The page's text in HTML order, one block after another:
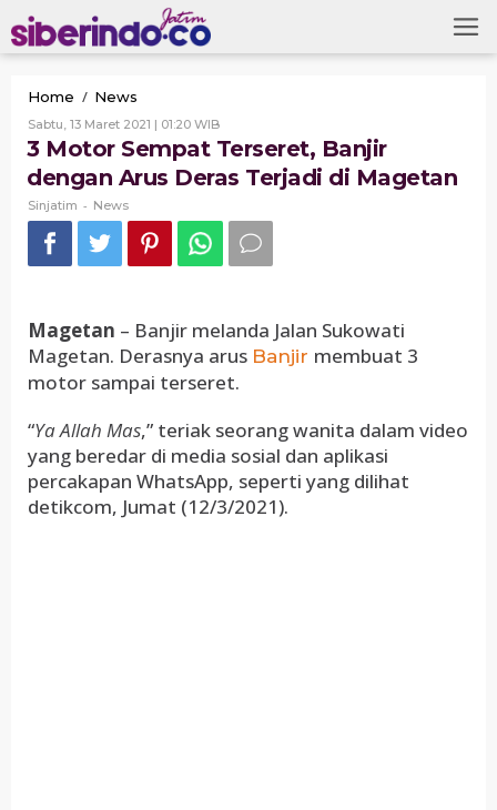
to
content
Home / News
Motor
Sempat
Terseret,
Banjir
Deras
Terjadi
Sabtu, 13 Maret 2021 | 01:20 WIBOleh
Sinjatim
3 Motor Sempat Terseret, Banjir
dengan Arus Deras Terjadi di Magetan
Sinjatim - News
Magetan – Banjir melanda Jalan Sukowati
Magetan. Derasnya arus Banjir membuat 3
motor sampai terseret.
“Ya Allah Mas,” teriak seorang wanita dalam video
yang beredar di media sosial dan aplikasi
percakapan WhatsApp, seperti yang dilihat
detikcom, Jumat (12/3/2021).